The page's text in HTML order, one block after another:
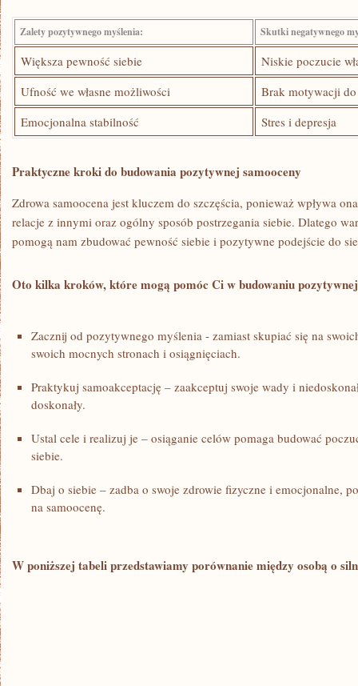
Zalety pozytywnego myślenia: Skutki negatywnego
Większa pewność siebie
Niskie poczucie
Ufność we własne możliwości
Brak motywacji do
Emocjonalna​ stabilność
Stres i depresja
Praktyczne​ kroki do budowania pozytywnej samooceny
Zdrowa samoocena ​jest kluczem do szczęścia,‍ ponieważ wpływa
relacje ​z innymi oraz ogólny sposób postrzegania siebie. Dlatego
pomogą nam zbudować ‌pewność siebie i ⁣pozytywne podejście do
Oto kilka kroków, które mogą pomóc ⁤Ci ⁢w budowaniu
Zacznij od pozytywnego myślenia -‌ zamiast skupiać się ⁢na
swoich mocnych stronach i osiągnięciach.
Praktykuj samoakceptację – zaakceptuj swoje wady i
⁤doskonały.
Ustal cele i realizuj⁣ je – osiąganie celów pomaga budować
siebie.
Dbaj o siebie – zadba​ o swoje zdrowie fizyczne i emocjonalne,
na samoocenę.
W poniższej tabeli‌ przedstawiamy porównanie między osobą o